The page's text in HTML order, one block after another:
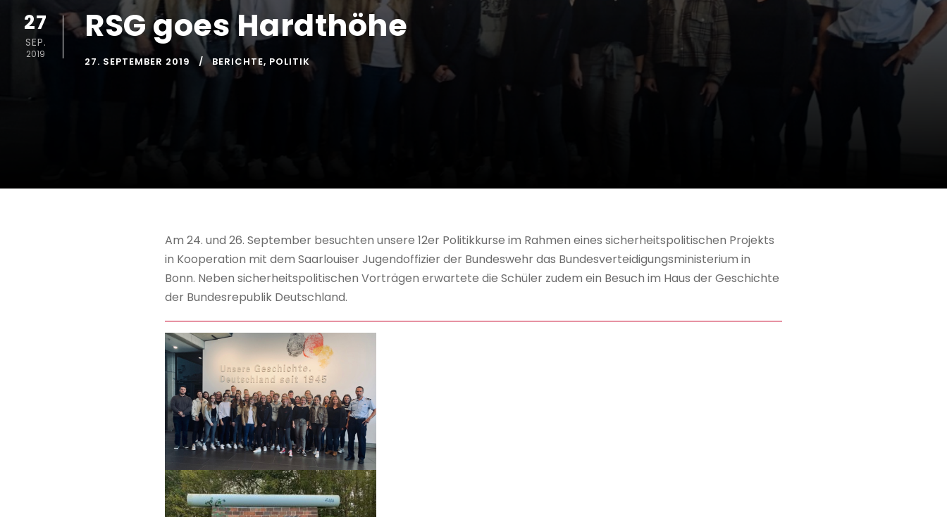
27
SEP.
2019
RSG goes Hardthöhe
27. SEPTEMBER 2019 BERICHTE, POLITIK
Am 24. und 26. September besuchten unsere 12er Politikkurse im Rahmen eines sicherheitspolitischen Projekts
in Kooperation mit dem Saarlouiser Jugendoffizier der Bundeswehr das Bundesverteidigungsministerium in
Bonn. Neben sicherheitspolitischen Vorträgen erwartete die Schüler zudem ein Besuch im Haus der Geschichte
der Bundesrepublik Deutschland.